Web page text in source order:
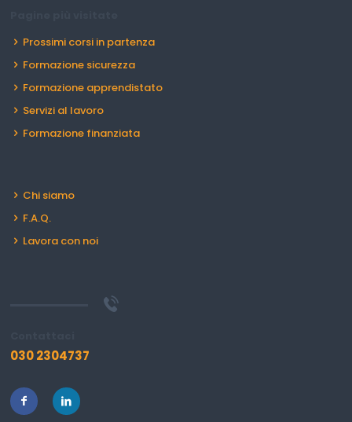
Prossimi corsi in partenza
Formazione sicurezza
Formazione apprendistato
Servizi al lavoro
Formazione finanziata
Chi siamo
F.A.Q.
Lavora con noi
030 2304737